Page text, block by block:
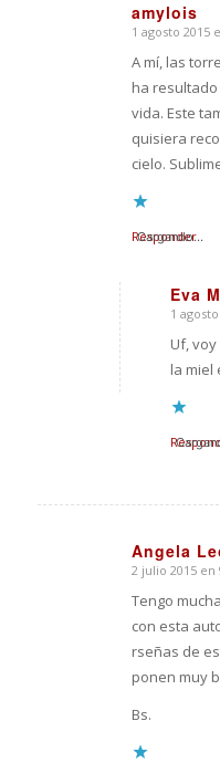
amylois
Dice:
1 agosto 2015
A mí, las
ha
vida. Este
quisiera
cielo.
Cargando...
Responder
Eva
Dice:
1
Uf,
la miel
Angela
Dice:
2 julio 2015 en
Tengo
con esta
rseñas de
ponen muy
Bs.